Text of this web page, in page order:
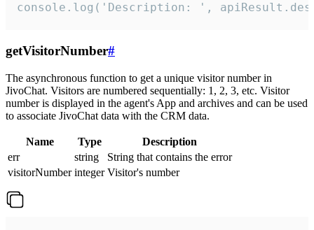
console.log('Description: ',
getVisitorNumber#
The asynchronous function to get a unique visitor number in
JivoChat. Visitors are numbered sequentially: 1, 2, 3, etc. Visitor
number is displayed in the agent's App and archives and can be used
to associate JivoChat data with the CRM data.
Name Type
Description
err
string
String that contains the error
visitorNumber integer Visitor's number